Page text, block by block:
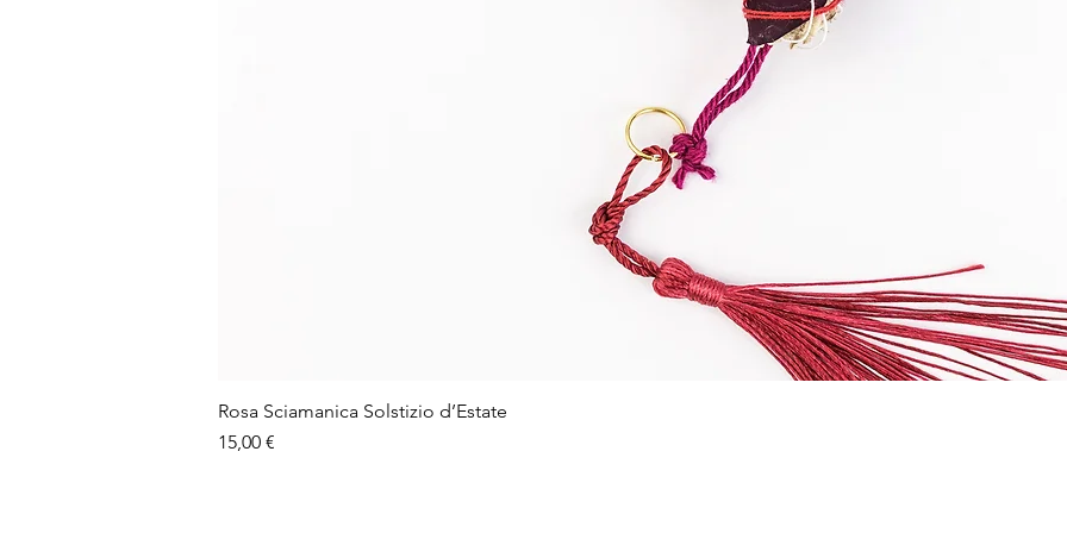
Rosa Sciamanica Solstizio d’Estate
Prezzo
15,00 €